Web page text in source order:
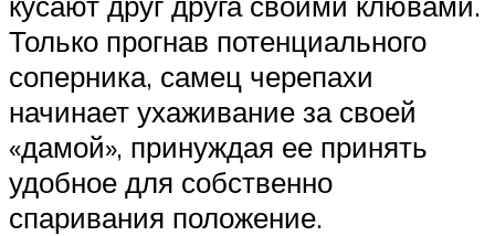
Только прогнав потенциального
соперника, самец черепахи
начинает ухаживание за своей
«дамой», принуждая ее принять
удобное для собственно
спаривания положение.